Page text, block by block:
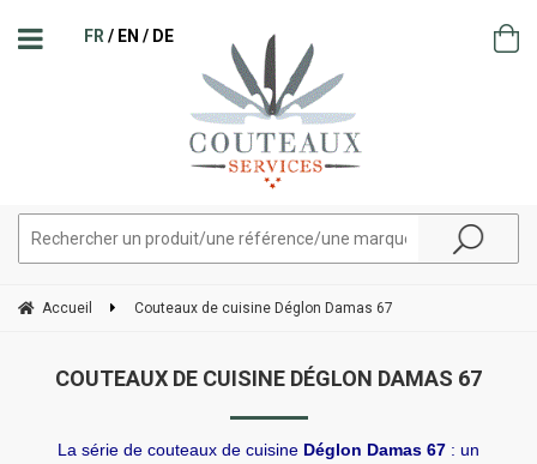
FR EN DE
Accueil Couteaux de cuisine Déglon Damas 67
COUTEAUX DE CUISINE DÉGLON DAMAS 67
La série de couteaux de cuisine Déglon Damas 67 : un